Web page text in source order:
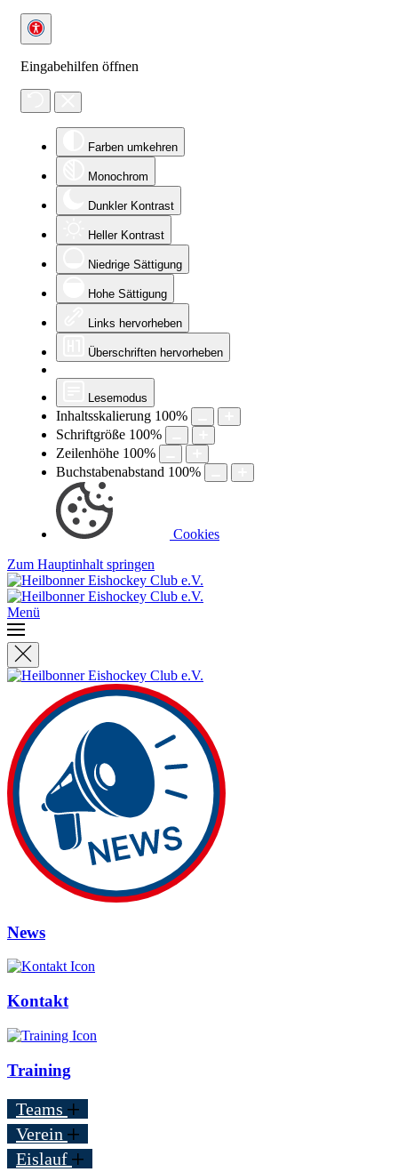
Eingabehilfen öffnen
Farben umkehren
Monochrom
Dunkler Kontrast
Heller Kontrast
Niedrige Sättigung
Hohe Sättigung
Links hervorheben
Überschriften hervorheben
Lesemodus
Inhaltsskalierung 100%
Schriftgröße 100%
Zeilenhöhe 100%
Buchstabenabstand 100%
Cookies
Zum Hauptinhalt springen
Menü
News
Kontakt
Training
Teams
Verein
Eislauf